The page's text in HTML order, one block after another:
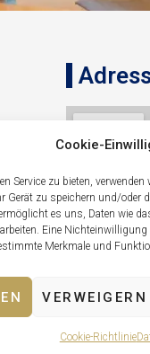
Cookie-
Service zu bieten,
Gerät zu speichern und/
es uns, Daten wie
Eine
Merkmale und
VERWEIGERN
Cookie-Richtlinie
Lipno